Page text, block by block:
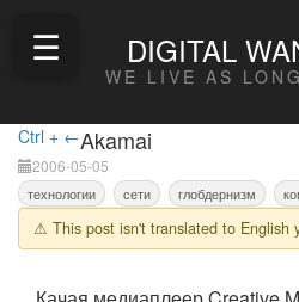
DIGITAL
WE LIVE AS
☰
Ctrl + ←Akamai
2006-05-05
технологии сети глобдернизм
⚠ This post isn't translated to English